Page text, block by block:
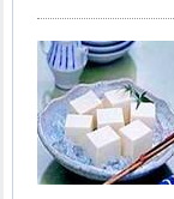
茯苓的做法
鸡骨的做法
乌骨鸡的做法
鸡腰的做法
鸭肝的做法